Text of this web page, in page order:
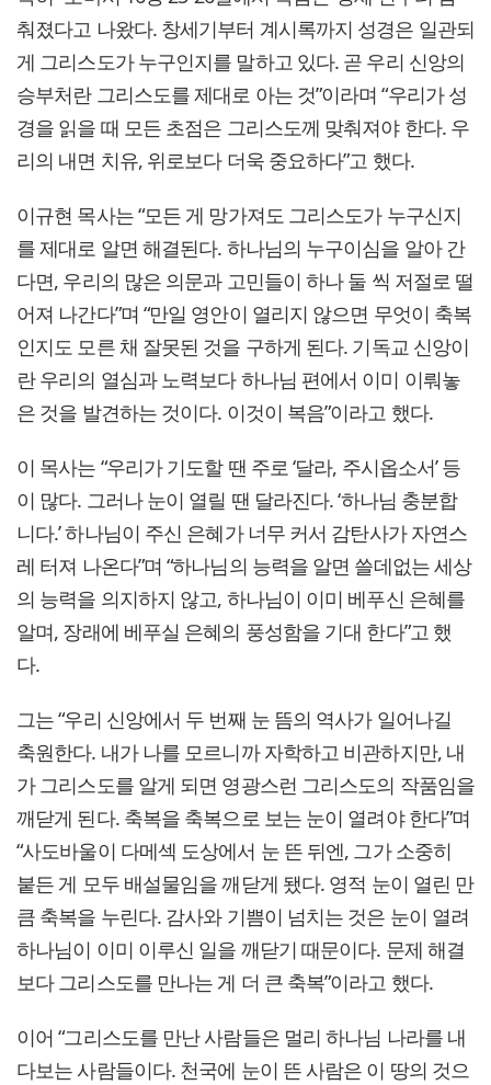
춰졌다고 나왔다. 창세기부터 계시록까지 성경은 일관되
게 그리스도가 누구인지를 말하고 있다. 곧 우리 신앙의
승부처란 그리스도를 제대로 아는 것”이라며 “우리가 성
경을 읽을 때 모든 초점은 그리스도께 맞춰져야 한다. 우
리의 내면 치유, 위로보다 더욱 중요하다”고 했다.
이규현 목사는 “모든 게 망가져도 그리스도가 누구신지
를 제대로 알면 해결된다. 하나님의 누구이심을 알아 간
다면, 우리의 많은 의문과 고민들이 하나 둘 씩 저절로 떨
어져 나간다”며 “만일 영안이 열리지 않으면 무엇이 축복
인지도 모른 채 잘못된 것을 구하게 된다. 기독교 신앙이
란 우리의 열심과 노력보다 하나님 편에서 이미 이뤄놓
은 것을 발견하는 것이다. 이것이 복음”이라고 했다.
이 목사는 “우리가 기도할 땐 주로 ‘달라, 주시옵소서’ 등
이 많다. 그러나 눈이 열릴 땐 달라진다. ‘하나님 충분합
니다.’ 하나님이 주신 은혜가 너무 커서 감탄사가 자연스
레 터져 나온다”며 “하나님의 능력을 알면 쓸데없는 세상
의 능력을 의지하지 않고, 하나님이 이미 베푸신 은혜를
알며, 장래에 베푸실 은혜의 풍성함을 기대 한다”고 했
다.
그는 “우리 신앙에서 두 번째 눈 뜸의 역사가 일어나길
축원한다. 내가 나를 모르니까 자학하고 비관하지만, 내
가 그리스도를 알게 되면 영광스런 그리스도의 작품임을
깨닫게 된다. 축복을 축복으로 보는 눈이 열려야 한다”며
“사도바울이 다메섹 도상에서 눈 뜬 뒤엔, 그가 소중히
붙든 게 모두 배설물임을 깨닫게 됐다. 영적 눈이 열린 만
큼 축복을 누린다. 감사와 기쁨이 넘치는 것은 눈이 열려
하나님이 이미 이루신 일을 깨닫기 때문이다. 문제 해결
보다 그리스도를 만나는 게 더 큰 축복”이라고 했다.
이어 “그리스도를 만난 사람들은 멀리 하나님 나라를 내
다보는 사람들이다. 천국에 눈이 뜬 사람은 이 땅의 것으